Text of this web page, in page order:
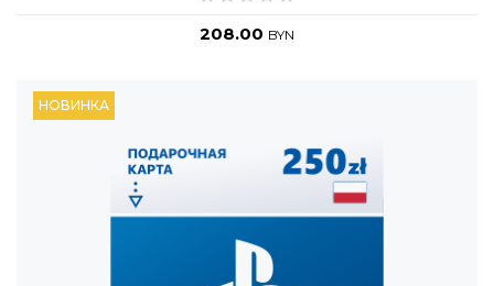
208.00 BYN
НОВИНКА